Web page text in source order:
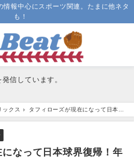
情報中心にスポーツ関連。たまに他ネタ
も！
信しています。
ックス
タフィローズが現在になって日本球
！
なって日本球界復帰！年